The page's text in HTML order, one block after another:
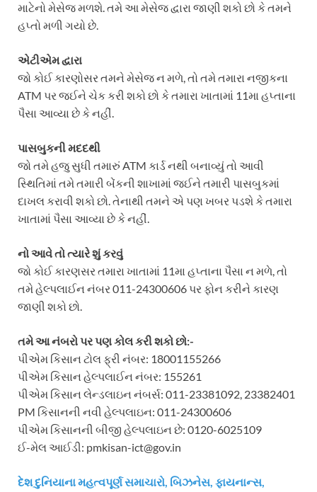
માટેનો મેસેજ મળશે. તમે આ મેસેજ દ્વારા જાણી શકો છો કે તમને
હપ્તો મળી ગયો છે.
એટીએમ દ્વારા
જો કોઈ કારણોસર તમને મેસેજ ન મળે, તો તમે તમારા નજીકના
ATM પર જઈને ચેક કરી શકો છો કે તમારા ખાતામાં 11મા હપ્તાના
પૈસા આવ્યા છે કે નહીં.
પાસબુકની મદદથી
જો તમે હજુ સુધી તમારું ATM કાર્ડ નથી બનાવ્યું તો આવી
સ્થિતિમાં તમે તમારી બેંકની શાખામાં જઈને તમારી પાસબુકમાં
દાખલ કરાવી શકો છો. તેનાથી તમને એ પણ ખબર પડશે કે તમારા
ખાતામાં પૈસા આવ્યા છે કે નહીં.
નો આવે તો ત્યારે શું કરવું
જો કોઈ કારણસર તમારા ખાતામાં 11મા હપ્તાના પૈસા ન મળે, તો
તમે હેલ્પલાઈન નંબર 011-24300606 પર ફોન કરીને કારણ
જાણી શકો છો.
તમે આ નંબરો પર પણ કોલ કરી શકો છો:-
પીએમ કિસાન ટોલ ફ્રી નંબર: 18001155266
પીએમ કિસાન હેલ્પલાઈન નંબર: 155261
પીએમ કિસાન લેન્ડલાઇન નંબર્સ: 011-23381092, 23382401
PM કિસાનની નવી હેલ્પલાઇન: 011-24300606
પીએમ કિસાનની બીજી હેલ્પલાઇન છે: 0120-6025109
ઈ-મેલ આઈડી: pmkisan-ict@gov.in
દેશ દુનિયાના મહત્વપૂર્ણ સમાચારો, બિઝનેસ, ફાયનાન્સ,